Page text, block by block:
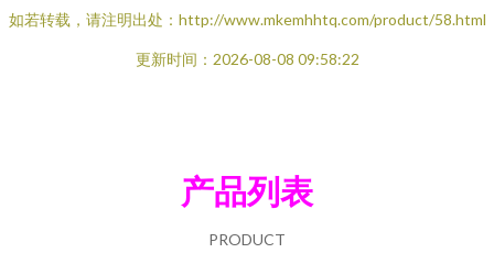
如若转载，请注明出处：http://www.mkemhhtq.com/product/58.html
更新时间：2026-08-08 09:58:22
产品列表
PRODUCT